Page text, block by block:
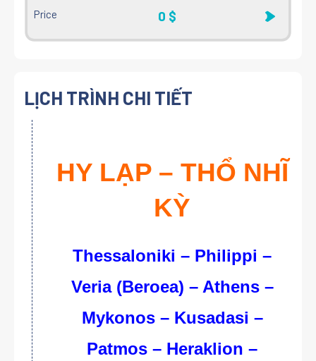
0 $
LỊCH TRÌNH CHI TIẾT
HY LẠP – THỔ NHĨ
KỲ
Thessaloniki – Philippi –
Veria (Beroea) – Athens –
Mykonos – Kusadasi –
Patmos – Heraklion –